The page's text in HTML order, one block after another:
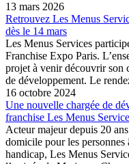
13 mars 2026
Retrouvez Les Menus
dès le 14 mars
Les Menus Services
Franchise Expo Paris.
projet à venir découvrir son
de développement. Le
16 octobre 2024
Une nouvelle chargée de
franchise Les Menus
Acteur majeur depuis 20
domicile pour les personnes
handicap, Les Menus